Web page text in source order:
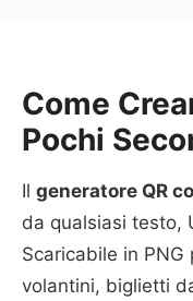
Come
Pochi
Il generatore QR
da qualsiasi testo,
Scaricabile in
volantini, biglietti